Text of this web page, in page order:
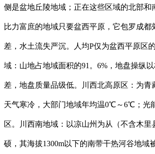
侧是盆地丘陵地域；正在这些区域的北部
比力富庶的地域只要盆西平原，它包罗成
差，水土流失严沉。人均P仅为盆西平原区
域：山地占地域面积的91。6%，地盘操纵
差，地盘质量品级低。川西北高原区：为
天气寒冷，大部门地域年均温0℃～6℃；光
区。川西南地域：以凉山州为从（不含木
硕，其海拔1300m以下的南带干热河谷地